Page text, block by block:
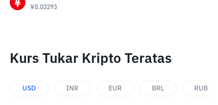
¥0.03293
Kurs Tukar Kripto Teratas
USD INR EUR BRL RUB